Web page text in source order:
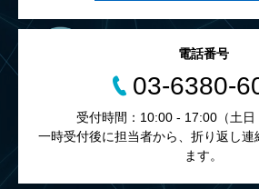
電話番号
03-6380-
受付時間：10:00 - 17:00（土日
一時受付後に担当者から、折り返し連
ます。